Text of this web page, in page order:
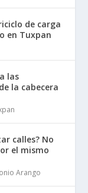
de carga
en Tuxpan
las
la cabecera
calles? No
el mismo
Arango